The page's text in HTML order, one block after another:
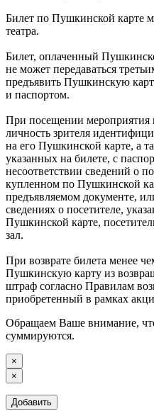
Билет по Пушкинской карте
театра.
Билет, оплаченный
не может передаваться
предъявить Пушкинскую
и паспортом.
При посещении мероприятия
личность зрителя
на его Пушкинской карте, а
указанных на билете, с
несоответствии сведений о
купленном по Пушкинской
предъявляемом документе,
сведениях о посетителе,
Пушкинской карте,
зал.
При возврате билета менее
Пушкинскую карту из
штраф согласно Правилам
приобретенный в рамках
Обращаем Ваше внимание,
суммируются.
×
×
Добавить